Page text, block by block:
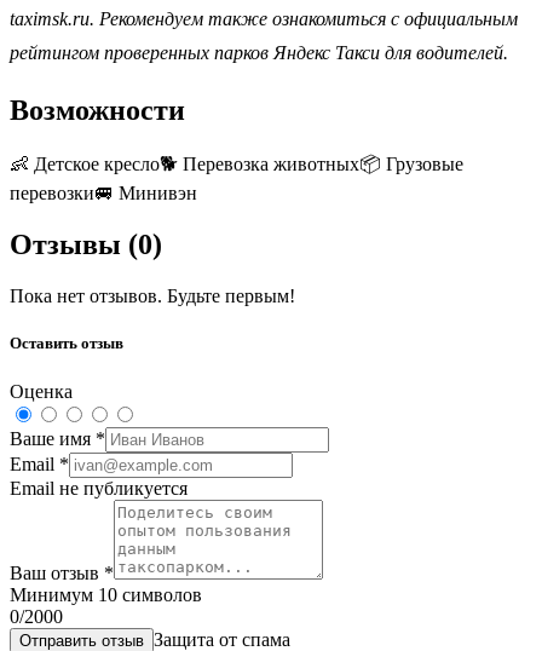
taximsk.ru. Рекомендуем также ознакомиться с официальным
рейтингом проверенных парков Яндекс Такси для водителей.
Возможности
👶 Детское кресло🐕 Перевозка животных📦 Грузовые
перевозки🚐 Минивэн
Отзывы (0)
Пока нет отзывов. Будьте первым!
Оставить отзыв
Оценка
Ваше имя *
Email *
Email не публикуется
Ваш отзыв *
Минимум 10 символов
0/2000
Отправить отзыв Защита от спама